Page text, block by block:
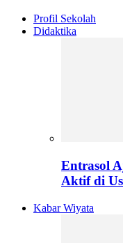
Profil Sekolah
Didaktika
Entrasol
Aktif di
Kabar Wiyata